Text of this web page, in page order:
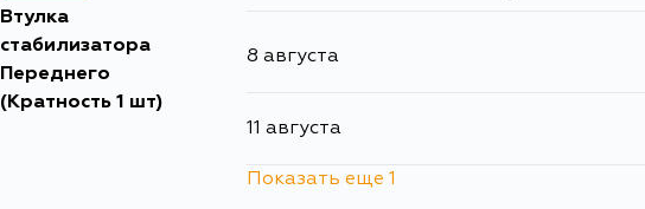
Втулка
стабилизатора
Переднего
(Кратность 1 шт)
8 августа
11 августа
Показать еще 1